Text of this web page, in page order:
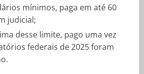
mínimos, paga em até 60
judicial;
desse limite, pago uma vez
federais de 2025 foram